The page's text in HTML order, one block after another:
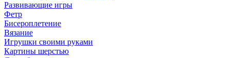
Развивающие игры
Фетр
Бисероплетение
Вязание
Игрушки своими руками
Картины шерстью